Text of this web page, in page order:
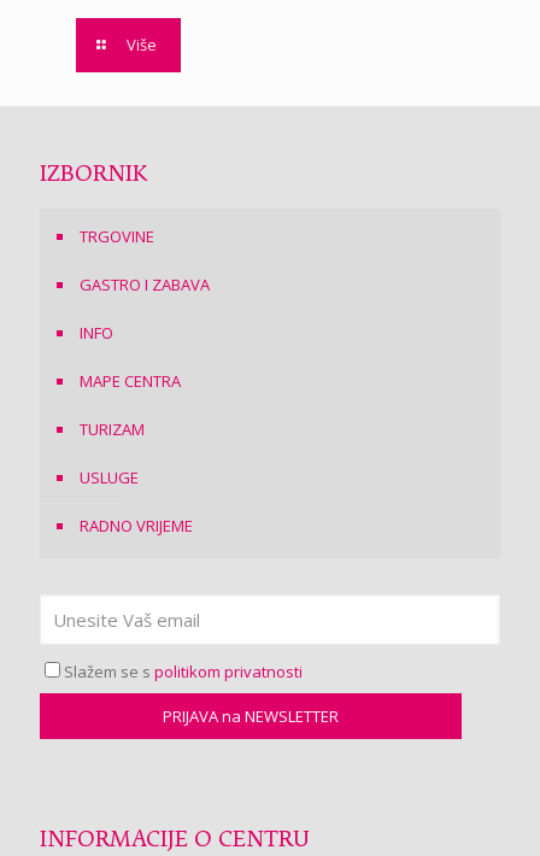
Više
IZBORNIK
TRGOVINE
GASTRO I ZABAVA
INFO
MAPE CENTRA
TURIZAM
USLUGE
RADNO VRIJEME
Slažem se s politikom privatnosti
INFORMACIJE O CENTRU